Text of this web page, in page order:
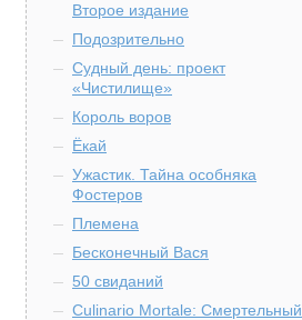
Второе издание
Подозрительно
Судный день: проект
«Чистилище»
Король воров
Ёкай
Ужастик. Тайна особняка
Фостеров
Племена
Бесконечный Вася
50 свиданий
Culinario Mortale: Смертельный